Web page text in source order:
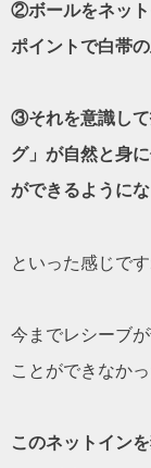
②ボールをネット
ポイントで白帯
③それを意識して
グ」が自然と身
ができるようにな
といった感じです
今までレシーブ
ことができなかっ
このネットイン